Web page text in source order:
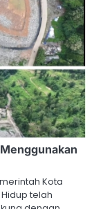
Kota
telah